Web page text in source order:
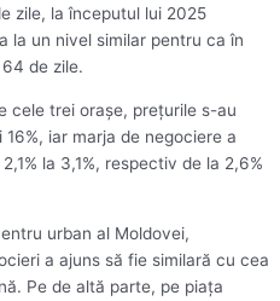
zile, la începutul lui 2025
la un nivel similar pentru ca în
de zile.
cele trei oraşe, preţurile s-au
iar marja de negociere a
la 3,1%, respectiv de la 2,6%
urban al Moldovei,
a ajuns să fie similară cu cea
Pe de altă parte, pe piaţa